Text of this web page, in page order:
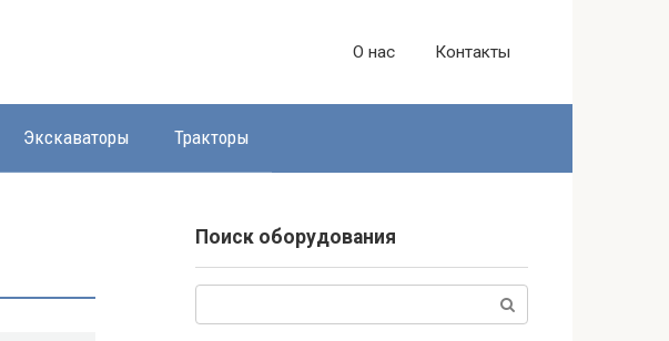
О нас Контакты
Экскаваторы Тракторы
Поиск оборудования